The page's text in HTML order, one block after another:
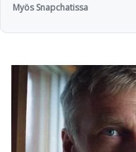
Myös Snapchatissa